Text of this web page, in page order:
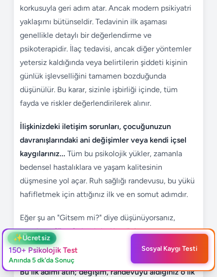
korkusuyla geri adım atar. Ancak modern psikiyatri
yaklaşımı bütünseldir. Tedavinin ilk aşaması
genellikle detaylı bir değerlendirme ve
psikoterapidir. İlaç tedavisi, ancak diğer yöntemler
yetersiz kaldığında veya belirtilerin şiddeti kişinin
günlük işlevselliğini tamamen bozduğunda
düşünülür. Bu karar, sizinle işbirliği içinde, tüm
fayda ve riskler değerlendirilerek alınır.
İlişkinizdeki iletişim sorunları, çocuğunuzun
davranışlarındaki ani değişimler veya kendi içsel
kaygılarınız... Tüm bu psikolojik yükler, zamanla
bedensel hastalıklara ve yaşam kalitesinin
düşmesine yol açar. Ruh sağlığı randevusu, bu yükü
hafifletmek için attığınız ilk ve en somut adımdır.
Eğer şu an "Gitsem mi?" diye düşünüyorsanız,
cevabınız "Evet" olmalıdır. Kendinize ve
sevdiklerinize yapacağınız en büyük yatırım,
zihinsel ve duygusal sağlığınızı önceliklendirmektir.
Bu ilk adımı atın; değişim, randevuyu aldığınız o ilk
✨Ücretsiz
150+ Psikolojik Test
Anında 5 dk'da Sonuç
Sosyal Kaygı Testi